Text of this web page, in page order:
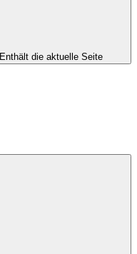
Enthält die aktuelle Seite